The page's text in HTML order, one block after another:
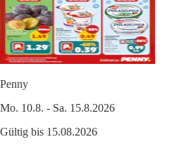
Penny
Mo. 10.8. - Sa. 15.8.2026
Gültig bis 15.08.2026